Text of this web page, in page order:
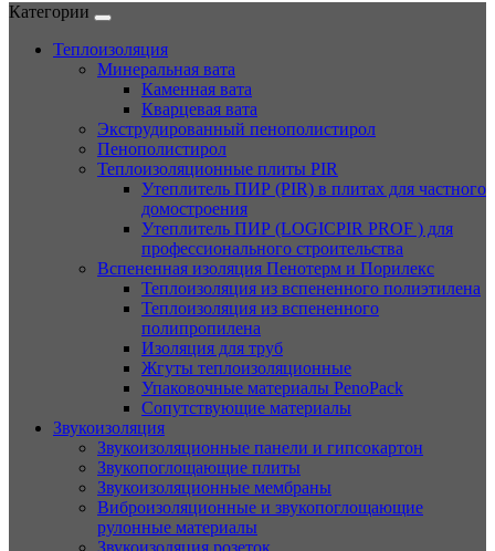
Категории
Теплоизоляция
Минеральная вата
Каменная вата
Кварцевая вата
Экструдированный пенополистирол
Пенополистирол
Теплоизоляционные плиты PIR
Утеплитель ПИР (PIR) в плитах для частного
домостроения
Утеплитель ПИР (LOGICPIR PROF ) для
профессионального строительства
Вспененная изоляция Пенотерм и Порилекс
Теплоизоляция из вспененного полиэтилена
Теплоизоляция из вспененного
полипропилена
Изоляция для труб
Жгуты теплоизоляционные
Упаковочные материалы PenoPack
Сопутствующие материалы
Звукоизоляция
Звукоизоляционные панели и гипсокартон
Звукопоглощающие плиты
Звукоизоляционные мембраны
Виброизоляционные и звукопоглощающие
рулонные материалы
Звукоизоляция розеток